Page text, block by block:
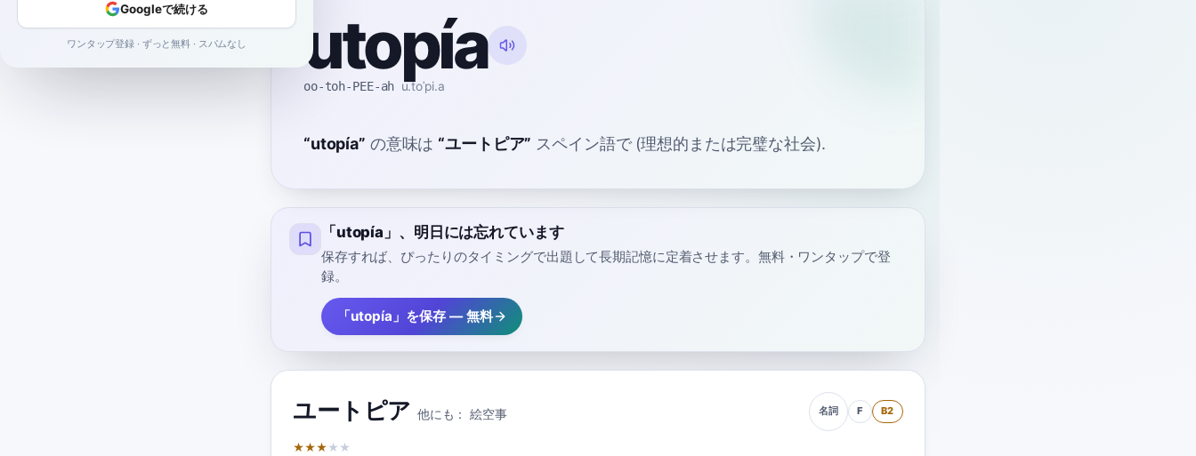
utopía
oo-toh-PEE-ah u.toˈpi.a
“utopía” の意味は “ユートピア” スペイン語で(理想的または完璧な社会).
「utopía」、明日には忘れています
保存すれば、ぴったりのタイミングで出題して長期記憶に定着させます。無料・ワンタップで登
録。
「utopía」を保存 — 無料
ユートピア 他にも： 絵空事 名詞 F B2
★★★ ★ ★
Googleで続ける
ワンタップ登録 · ずっと無料 · スパムなし